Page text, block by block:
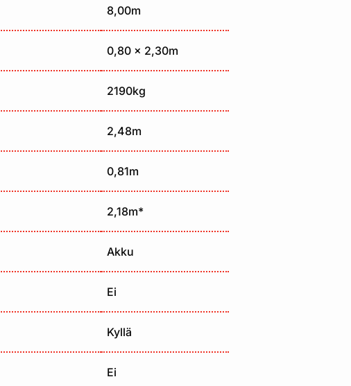
8,00m
0,80 x 2,30m
2190kg
2,48m
0,81m
2,18m*
Akku
Ei
Kyllä
Ei